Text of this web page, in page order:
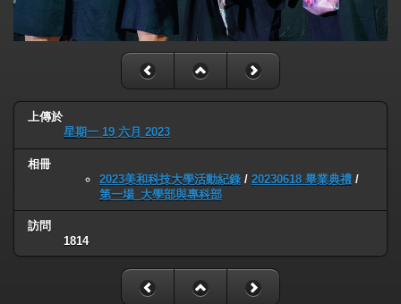
上傳於
星期一 19 六月 2023
相冊
2023美和科技大學活動紀錄 / 20230618 畢業典禮 /
第一場_大學部與專科部
訪問
1814